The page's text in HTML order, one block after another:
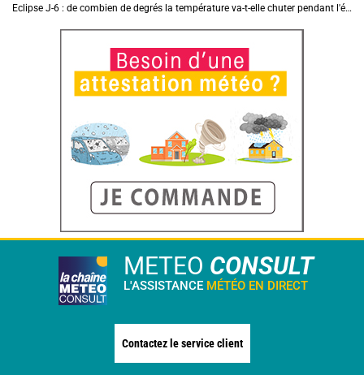
Eclipse J-6 : de combien de degrés la température va-t-elle chuter pendant l'éclipse du 12 août ?
METEO CONSULT
L'ASSISTANCE MÉTÉO EN DIRECT
Contactez le service client